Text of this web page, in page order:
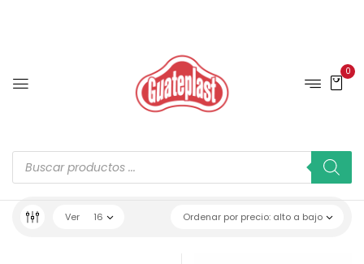
0
Ordenar por precio: alto a bajo
Ver 16